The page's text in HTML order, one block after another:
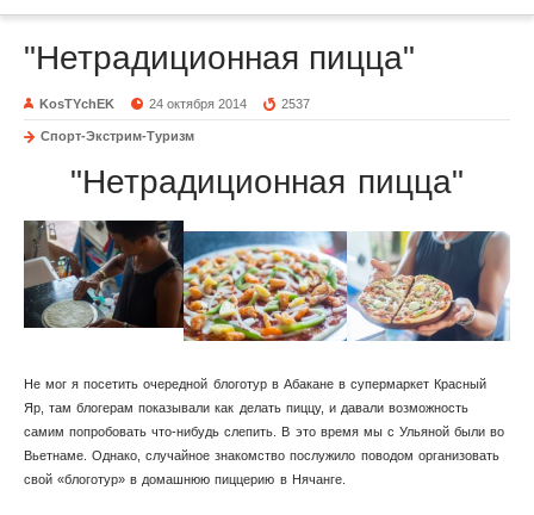
"Нетрадиционная пицца"
KosTYchEK 24 октября 2014 2537
Спорт-Экстрим-Туризм
"Нетрадиционная пицца"
Не мог я посетить очередной блоготур в Абакане в супермаркет Красный
Яр, там блогерам показывали как делать пиццу, и давали возможность
самим попробовать что-нибудь слепить. В это время мы с Ульяной были во
Вьетнаме. Однако, случайное знакомство послужило поводом организовать
свой «блоготур» в домашнюю пиццерию в Нячанге.